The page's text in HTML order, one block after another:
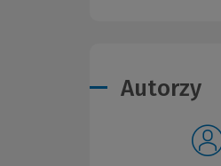
Autorzy